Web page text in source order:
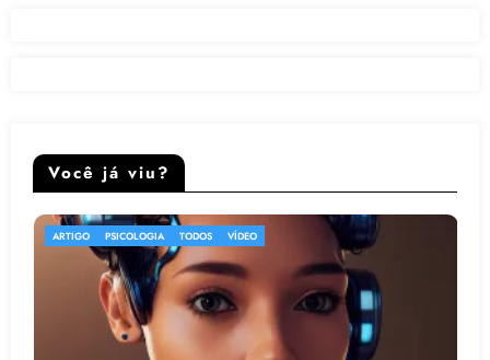
Você já viu?
ARTIGO TODOS